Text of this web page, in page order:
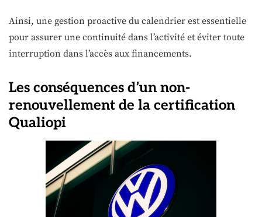
Ainsi, une gestion proactive du calendrier est essentielle
pour assurer une continuité dans l’activité et éviter toute
interruption dans l’accès aux financements.
Les conséquences d’un non-
renouvellement de la certification
Qualiopi